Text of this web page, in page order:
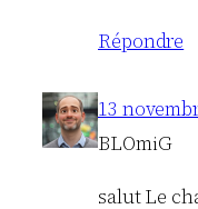
Répondre
13
BLOmiG
salut Le